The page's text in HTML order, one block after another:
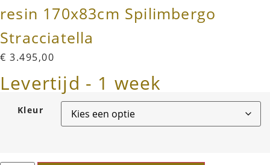
resin 170x83cm Spilimbergo
Stracciatella
€ 3.495,00
Levertijd - 1 week
Kleur